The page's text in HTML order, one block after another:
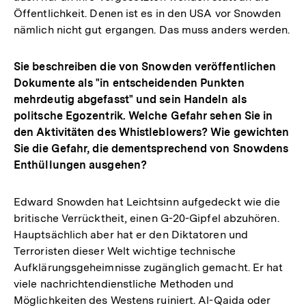
Öffentlichkeit. Denen ist es in den USA vor Snowden
nämlich nicht gut ergangen. Das muss anders werden.
Sie beschreiben die von Snowden veröffentlichen
Dokumente als "in entscheidenden Punkten
mehrdeutig abgefasst" und sein Handeln als
politsche Egozentrik. Welche Gefahr sehen Sie in
den Aktivitäten des Whistleblowers? Wie gewichten
Sie die Gefahr, die dementsprechend von Snowdens
Enthüllungen ausgehen?
Edward Snowden hat Leichtsinn aufgedeckt wie die
britische Verrücktheit, einen G-20-Gipfel abzuhören.
Hauptsächlich aber hat er den Diktatoren und
Terroristen dieser Welt wichtige technische
Aufklärungsgeheimnisse zugänglich gemacht. Er hat
viele nachrichtendienstliche Methoden und
Möglichkeiten des Westens ruiniert. Al-Qaida oder